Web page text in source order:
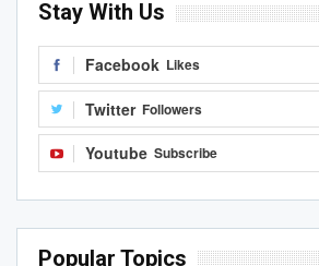
Stay With Us
Facebook Likes
Twitter Followers
Youtube Subscribe
Popular Topics